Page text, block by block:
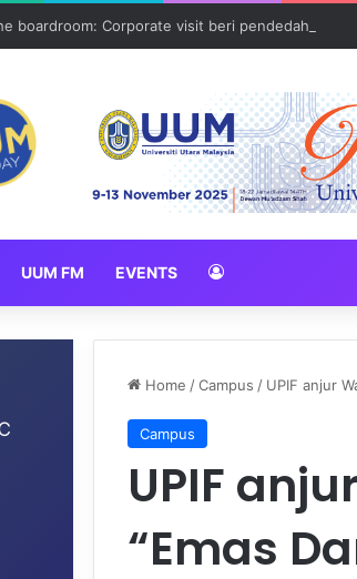
boardroom: Corporate visit beri pendedahan
UUM FM EVENTS
Home /Campus / UPIF anjur
Campus
UPIF
“Emas